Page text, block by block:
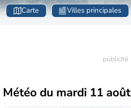
Carte Villes principales
Météo du mardi 11 août